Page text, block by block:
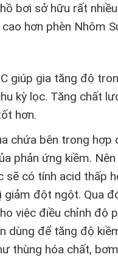
hồ bơi sở hữu rất
hơn phèn Nhôm
giúp gia tăng độ
kỳ lọc. Tăng chất
hơn.
chứa bên trong hợp
phản ứng kiềm.
sẽ có tính acid thấp
giảm đột ngột. Qua
việc điều chỉnh độ
dùng để tăng độ
thùng hóa chất,